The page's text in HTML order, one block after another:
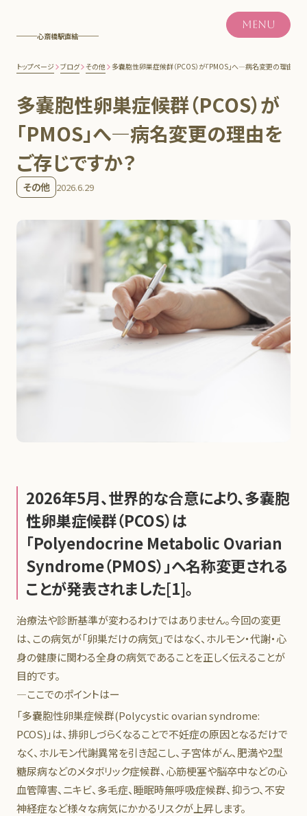
心斎橋駅直結
MENU
トップページ ブログ その他 多嚢胞性卵巣症候群（PCOS）が「PMOS」へ―病名変更の理由をご
多嚢胞性卵巣症候群（PCOS）が
「PMOS」へ―病名変更の理由を
ご存じですか？
その他 2026.6.29
2026年5月、世界的な合意により、多嚢胞
性卵巣症候群（PCOS）は
「Polyendocrine Metabolic Ovarian
Syndrome（PMOS）」へ名称変更される
ことが発表されました[1]。
治療法や診断基準が変わるわけではありません。今回の変更
は、この病気が「卵巣だけの病気」ではなく、ホルモン・代謝・心
身の健康に関わる全身の病気であることを正しく伝えることが
目的です。
―ここでのポイントはー
「多嚢胞性卵巣症候群(Polycysticovariansyndrome:
PCOS)」は、排卵しづらくなることで不妊症の原因となるだけで
なく、ホルモン代謝異常を引き起こし、子宮体がん、肥満や2型
糖尿病などのメタボリック症候群、心筋梗塞や脳卒中などの心
血管障害、ニキビ、多毛症、睡眠時無呼吸症候群、抑うつ、不安
神経症など様々な病気にかかるリスクが上昇します。